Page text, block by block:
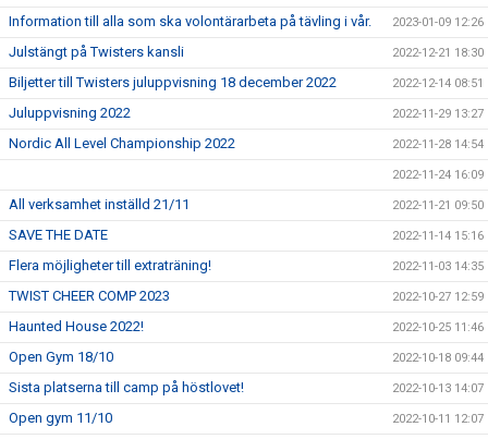
Information till alla som ska volontärarbeta på tävling i vår. 2023-01-09 12:26
Julstängt på Twisters kansli 2022-12-21 18:30
Biljetter till Twisters juluppvisning 18 december 2022 2022-12-14 08:51
Juluppvisning 2022 2022-11-29 13:27
Nordic All Level Championship 2022 2022-11-28 14:54
2022-11-24 16:09
All verksamhet inställd 21/11 2022-11-21 09:50
SAVE THE DATE 2022-11-14 15:16
Flera möjligheter till extraträning! 2022-11-03 14:35
TWIST CHEER COMP 2023 2022-10-27 12:59
Haunted House 2022! 2022-10-25 11:46
Open Gym 18/10 2022-10-18 09:44
Sista platserna till camp på höstlovet! 2022-10-13 14:07
Open gym 11/10 2022-10-11 12:07